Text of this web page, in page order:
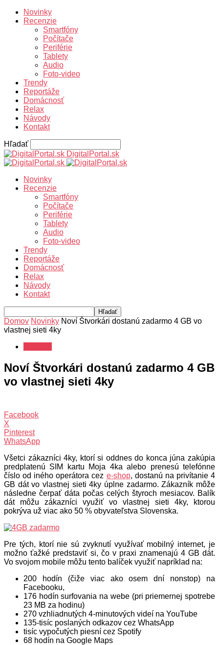
Novinky
Recenzie
Smartfóny
Počítače
Periférie
Tablety
Audio
Foto-video
Trendy
Reportáže
Domácnosť
Relax
Návody
Kontakt
Hľadať
DigitalPortal.sk
Novinky
Recenzie
Smartfóny
Počítače
Periférie
Tablety
Audio
Foto-video
Trendy
Reportáže
Domácnosť
Relax
Návody
Kontakt
Domov Novinky Noví Štvorkári dostanú zadarmo 4 GB vo
vlastnej sieti 4ky
Noví Štvorkári dostanú zadarmo 4 GB
vo vlastnej sieti 4ky
Facebook
X
Pinterest
WhatsApp
Všetci zákazníci 4ky, ktorí si oddnes do konca júna zakúpia
predplatenú SIM kartu Moja 4ka alebo prenesú telefónne
číslo od iného operátora cez e-shop, dostanú na privítanie 4
GB dát vo vlastnej sieti 4ky úplne zadarmo. Zákazník môže
následne čerpať dáta počas celých štyroch mesiacov. Balík
dát môžu zákazníci využiť vo vlastnej sieti 4ky, ktorou
pokrýva už viac ako 50 % obyvateľstva Slovenska.
Pre tých, ktorí nie sú zvyknutí využívať mobilný internet, je
možno ťažké predstaviť si, čo v praxi znamenajú 4 GB dát.
Vo svojom mobile môžu tento balíček využiť napríklad na:
200 hodín (čiže viac ako osem dní nonstop) na
Facebooku,
176 hodín surfovania na webe (pri priemernej spotrebe
23 MB za hodinu)
270 vzhliadnutých 4-minutových videí na YouTube
135-tisíc poslaných odkazov cez WhatsApp
tisíc vypočutých piesní cez Spotify
68 hodín na Google Maps